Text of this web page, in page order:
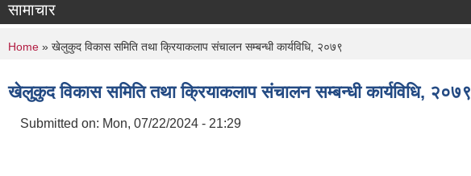
सामाचार
You are here
Home » खेलुकुद विकास समिति तथा क्रियाकलाप संचालन सम्बन्धी कार्यविधि, २०७९
खेलुकुद विकास समिति तथा क्रियाकलाप संचालन सम्बन्धी कार्यविधि, २०७९
Submitted on: Mon, 07/22/2024 - 21:29